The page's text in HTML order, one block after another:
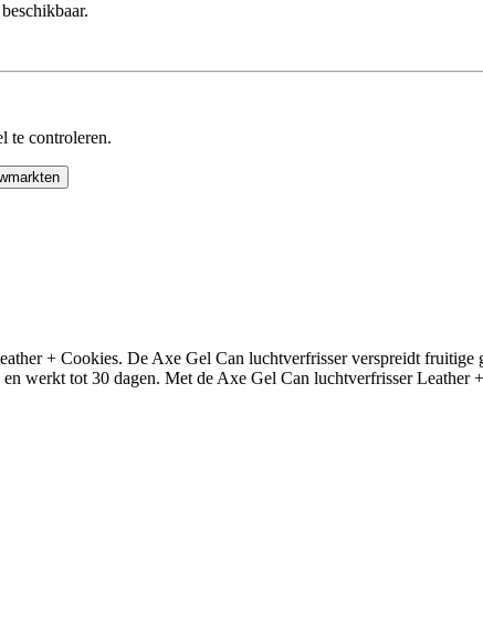
te controleren.
+ Cookies. De Axe Gel Can luchtverfrisser verspreidt
werkt tot 30 dagen. Met de Axe Gel Can luchtverfrisser Leather